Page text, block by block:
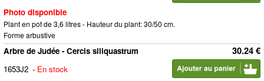
Photo disponible
Plant en pot de 3,6 litres - Hauteur du plant: 30/50 cm.
Forme arbustive
30.24 €
Arbre de Judée - Cercis siliquastrum
1653J2 - En stock